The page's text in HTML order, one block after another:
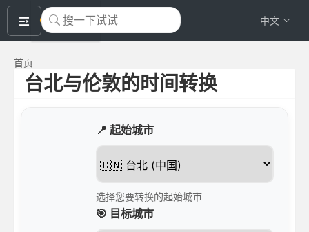
okeyTool 中文
首页
台北与伦敦的时间转换
📍 起始城市
选择您要转换的起始城市
🎯 目标城市